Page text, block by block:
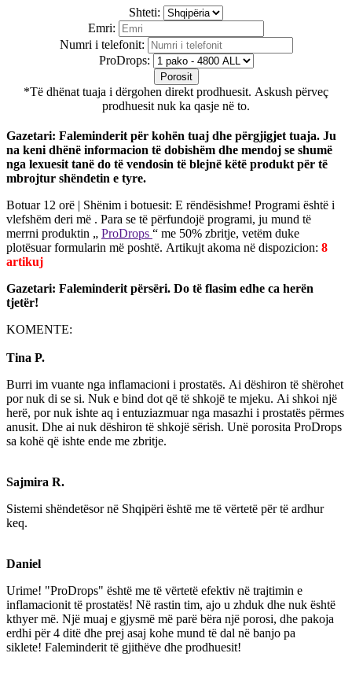
Shteti:
Emri:
Numri i telefonit:
ProDrops:
Porosit
*Të dhënat tuaja i dërgohen direkt prodhuesit. Askush përveç
prodhuesit nuk ka qasje në to.
Gazetari: Faleminderit për kohën tuaj dhe përgjigjet tuaja. Ju
na keni dhënë informacion të dobishëm dhe mendoj se shumë
nga lexuesit tanë do të vendosin të blejnë këtë produkt për të
mbrojtur shëndetin e tyre.
Botuar 12 orë | Shënim i botuesit: E rëndësishme! Programi është i
vlefshëm deri më . Para se të përfundojë programi, ju mund të
merrni produktin „ ProDrops “ me 50% zbritje, vetëm duke
plotësuar formularin më poshtë. Artikujt akoma në dispozicion: 8
artikuj
Gazetari: Faleminderit përsëri. Do të flasim edhe ca herën
tjetër!
KOMENTE:
Tina P.
Burri im vuante nga inflamacioni i prostatës. Ai dëshiron të shërohet
por nuk di se si. Nuk e bind dot që të shkojë te mjeku. Ai shkoi një
herë, por nuk ishte aq i entuziazmuar nga masazhi i prostatës përmes
anusit. Dhe ai nuk dëshiron të shkojë sërish. Unë porosita ProDrops
sa kohë që ishte ende me zbritje.
Sajmira R.
Sistemi shëndetësor në Shqipëri është me të vërtetë për të ardhur
keq.
Daniel
Urime! "ProDrops" është me të vërtetë efektiv në trajtimin e
inflamacionit të prostatës! Në rastin tim, ajo u zhduk dhe nuk është
kthyer më. Një muaj e gjysmë më parë bëra një porosi, dhe pakoja
erdhi për 4 ditë dhe prej asaj kohe mund të dal në banjo pa
siklete! Faleminderit të gjithëve dhe prodhuesit!